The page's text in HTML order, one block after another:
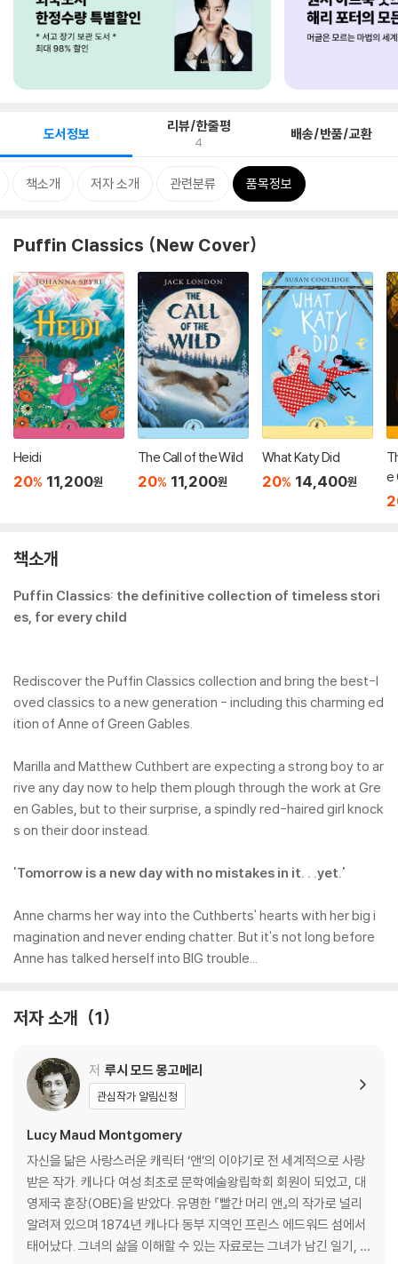
도서정보 리뷰/한줄평
4 배송/반품/교환
책소개 저자 소개 관련분류 품목정보
Puffin Classics (New Cover)
Heidi
20% 11,200원
The Call of the Wild
20% 11,200원
What Katy Did
20% 14,400원
e
책소개
Puffin Classics: the definitive collection of timeless stori
es, for every child
Rediscover the Puffin Classics collection and bring the best-l
oved classics to a new generation - including this charming ed
ition of Anne of Green Gables.
Marilla and Matthew Cuthbert are expecting a strong boy to ar
rive any day now to help them plough through the work at Gre
en Gables, but to their surprise, a spindly red-haired girl knock
s on their door instead.
'Tomorrow is a new day with no mistakes in it. . .yet.'
Anne charms her way into the Cuthberts' hearts with her big i
magination and never ending chatter. But it's not long before
Anne has talked herself into BIG trouble...
저자 소개 1
저 루시 모드 몽고메리
관심작가 알림신청
Lucy Maud Montgomery
자신을 닮은 사랑스러운 캐릭터 ‘앤’의 이야기로 전 세계적으로 사랑
받은 작가. 캐나다 여성 최초로 문학예술왕립학회 회원이 되었고, 대
영제국 훈장(OBE)을 받았다. 유명한 『빨간 머리 앤』의 작가로 널리
알려져 있으며 1874년 캐나다 동부 지역인 프린스 에드워드 섬에서
태어났다. 그녀의 삶을 이해할 수 있는 자료로는 그녀가 남긴 일기, 원